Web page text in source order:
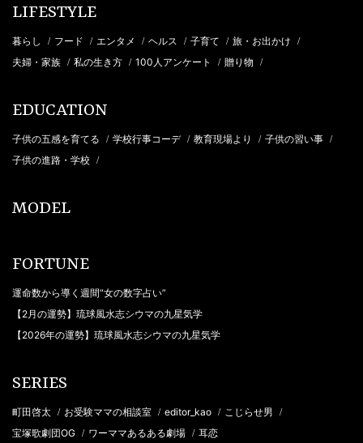
LIFESTYLE
暮らし / フード / エンタメ / ヘルス / 子育て / 旅・お出かけ /
夫婦・家族 / 私の生き方 / 100人アンケート / 贈り物 /
EDUCATION
子供の五感を育てる / 学校行事コーデ / 教育現場より / 子供の習い事 /
子供の進路・学校 /
MODEL
FORTUNE
運命数から導く週間“女の数字占い”
【2月の運勢】琉球風水志シウマの九星気学
【2026年の運勢】琉球風水志シウマの九星気学
SERIES
町田啓太 / お受験ママの相談室 / editor_kao / こじらせ男 /
宝塚歌劇団OG / ワーママあるある劇場 / 耳恋